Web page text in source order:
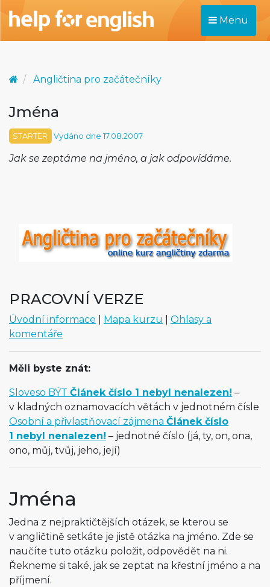
Menu
Angličtina pro začátečníky
Jména
STARTER Vydáno dne 17.08.2007
Jak se zeptáme na jméno, a jak odpovídáme.
PRACOVNÍ VERZE
Úvodní informace Mapa kurzu
Ohlasy a
komentáře
Měli byste znát:
Sloveso BÝT Článek číslo 1 nebyl nenalezen! –
v kladných oznamovacích větách v jednotném čísle
Osobní a přivlastňovací zájmena Článek číslo
1 nebyl nenalezen! – jednotné číslo (já, ty, on, ona,
ono, můj, tvůj, jeho, její)
Jména
Jedna z nejpraktičtějších otázek, se kterou se
v angličtině setkáte je jistě otázka na jméno. Zde se
naučíte tuto otázku položit, odpovědět na ni.
Řekneme si také, jak se zeptat na křestní jméno a na
příjmení.